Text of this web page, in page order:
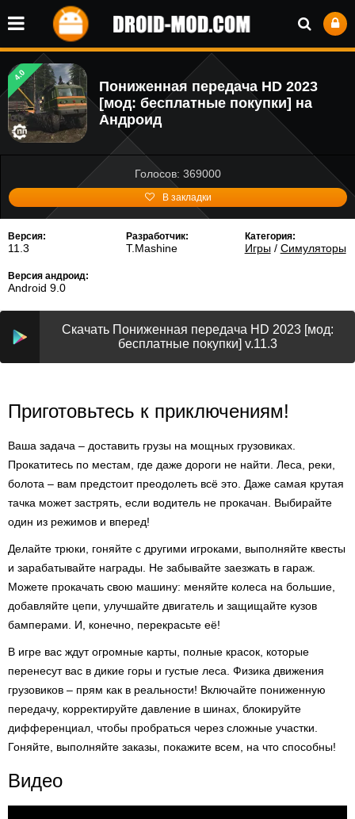
4.0
Пониженная передача HD 2023
[мод: бесплатные покупки] на
Андроид
Голосов: 369000
В закладки
Версия:
11.3
Разработчик:
T.Mashine
Категория:
Игры/ Симуляторы
Версия андроид:
Android 9.0
Скачать Пониженная передача HD 2023 [мод:
бесплатные покупки] v.11.3
Приготовьтесь к приключениям!
Ваша задача – доставить грузы на мощных грузовиках.
Прокатитесь по местам, где даже дороги не найти. Леса, реки,
болота – вам предстоит преодолеть всё это. Даже самая крутая
тачка может застрять, если водитель не прокачан. Выбирайте
один из режимов и вперед!
Делайте трюки, гоняйте с другими игроками, выполняйте квесты
и зарабатывайте награды. Не забывайте заезжать в гараж.
Можете прокачать свою машину: меняйте колеса на большие,
добавляйте цепи, улучшайте двигатель и защищайте кузов
бамперами. И, конечно, перекрасьте её!
В игре вас ждут огромные карты, полные красок, которые
перенесут вас в дикие горы и густые леса. Физика движения
грузовиков – прям как в реальности! Включайте пониженную
передачу, корректируйте давление в шинах, блокируйте
дифференциал, чтобы пробраться через сложные участки.
Гоняйте, выполняйте заказы, покажите всем, на что способны!
Видео